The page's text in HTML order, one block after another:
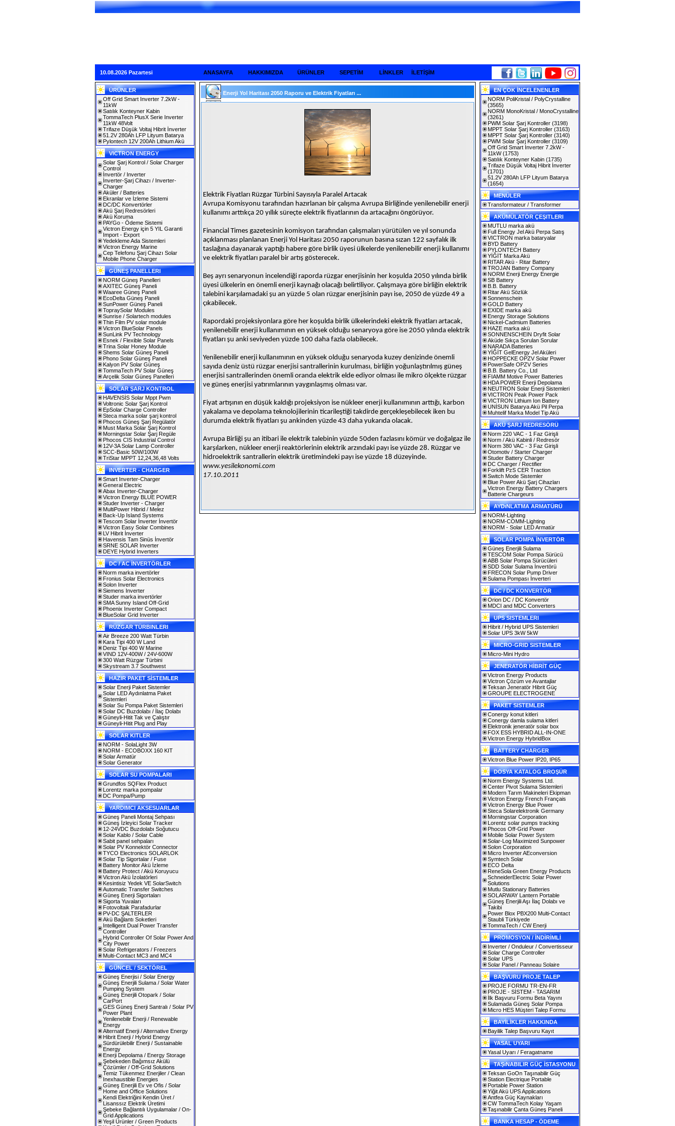
10.08.2026 Pazartesi ANASAYFA HAKKIMIZDA ÜRÜNLER SEPETİM LİNKLER İLETİŞİM
ÜRÜNLER
Off Grid Smart Inverter 7.2kW -
11kW
Satılık Konteyner Kabin
TommaTech PlusX Serie Inverter
11kW 48Volt
Trifaze Düşük Voltaj Hibrit İnverter
51.2V 280Ah LFP Lityum Batarya
Pylontech 12V 200Ah Lithium Akü
VICTRON ENERGY
Solar Şarj Kontrol / Solar Charger
Control
İnvertör / Inverter
İnverter-Şarj Cihazı / Inverter-
Charger
Aküler / Batteries
Ekranlar ve İzleme Sistemi
DC/DC Konvertörler
Akü Şarj Redresörleri
Akü Koruma
PAYGo - Ödeme Sistemi
Victron Energy için 5 YIL Garanti
Import - Export
Yedekleme Ada Sistemleri
Victron Energy Marine
Cep Telefonu Şarj Cihazı Solar
Mobile Phone Charger
GÜNEŞ PANELLERI
NORM Güneş Panelleri
AXITEC Güneş Paneli
Waaree Güneş Paneli
EcoDelta Güneş Paneli
SunPower Güneş Paneli
TopraySolar Modules
Sunrise / Solartech modules
Thin Film PV solar module
Victron BlueSolar Panels
SunLink PV Technology
Esnek / Flexible Solar Panels
Trina Solar Honey Module
Shems Solar Güneş Paneli
Phono Solar Güneş Paneli
Kalyon PV Solar Güneş
TommaTech PV Solar Güneş
Arçelik Solar Güneş Panelleri
SOLAR ŞARJ KONTROL
HAVENSİS Solar Mppt Pwm
Voltronic Solar Şarj Kontrol
EpSolar Charge Controller
Steca marka solar şarj kontrol
Phocos Güneş Şarj Regülatör
Must Marka Solar Şarj Kontrol
Morningstar Solar Şarj Regüle
Phocos CIS Industrial Control
12V-3A Solar Lamp Controller
SCC-Basic 50W/100W
TriStar MPPT 12,24,36,48 Volts
INVERTER - CHARGER
Smart Inverter-Charger
General Electric
Abax Inverter-Charger
Victron Energy BLUE POWER
Studer Inverter - Charger
MultiPower Hibrid / Melez
Back-Up Island Systems
Tescom Solar İnverter İnvertör
Victron Easy Solar Combines
LV Hibrit İnverter
Havensis Tam Sinüs İnvertör
SRNE SOLAR Inverter
DEYE Hybrid Inverters
DC / AC İNVERTÖRLER
Norm marka invertörler
Fronius Solar Electronics
Solon Inverter
Siemens Inverter
Studer marka invertörler
SMA Sunny Island Off-Grid
Phoenix Inverter Compact
BlueSolar Grid Inverter
RÜZGAR TÜRBINLERI
Air Breeze 200 Watt Türbin
Kara Tipi 400 W Land
Deniz Tipi 400 W Marine
VIND 12V-400W / 24V-600W
300 Watt Rüzgar Türbini
Skystream 3.7 Southwest
HAZIR PAKET SİSTEMLER
Solar Enerji Paket Sistemler
Solar LED Aydınlatma Paket
Sistemleri
Solar Su Pompa Paket Sistemleri
Solar DC Buzdolabı / İlaç Dolabı
Güneyli-Hitit Tak ve Çalıştır
Güneyli-Hitit Plug and Play
SOLAR KITLER
NORM - SolaLight 3W
NORM - ECOBOXX 160 KIT
Solar Armatür
Solar Generator
SOLAR SU POMPALARI
Grundfos SQFlex Product
Lorentz marka pompalar
DC Pompa/Pump
YARDIMCI AKSESUARLAR
Güneş Paneli Montaj Sehpası
Güneş İzleyici Solar Tracker
12-24VDC Buzdolabı Soğutucu
Solar Kablo / Solar Cable
Sabit panel sehpaları
Solar PV Konnektör Connector
TYCO Electronics SOLARLOK
Solar Tip Sigortalar / Fuse
Battery Monitor Akü İzleme
Battery Protect / Akü Koruyucu
Victron Akü İzolatörleri
Kesintisiz Yedek VE SolarSwitch
Automatic Transfer Switches
Güneş Enerji Sigortaları
Sigorta Yuvaları
Fotovoltaik Parafadurlar
PV-DC ŞALTERLER
Akü Bağlantı Soketleri
Intelligent Dual Power Transfer
Controller
Hybrid Controller Of Solar Power And
City Power
Solar Refrigerators / Freezers
Multi-Contact MC3 and MC4
GÜNCEL / SEKTÖREL
Güneş Enerjisi / Solar Energy
Güneş Enerjili Sulama / Solar Water
Pumping System
Güneş Enerjili Otopark / Solar
CarPort
GES Güneş Enerji Santralı / Solar PV
Power Plant
Yenilenebilir Enerji / Renewable
Energy
Alternatif Enerji / Alternative Energy
Hibrit Enerji / Hybrid Energy
Sürdürülebilir Enerji / Sustainable
Energy
Enerji Depolama / Energy Storage
Şebekeden Bağımsız Akülü
Çözümler / Off-Grid Solutions
Temiz Tükenmez Enerjiler / Clean
Inexhaustible Energies
Güneş Enerjili Ev ve Ofis / Solar
Home and Office Solutions
Kendi Elektriğini Kendin Üret /
Lisanssız Elektrik Üretimi
Şebeke Bağlantılı Uygulamalar / On-
Grid Applications
Yeşil Ürünler / Green Products
Enerji Yol Haritası 2050 Raporu ve Elektrik Fiyatları ...
Elektrik Fiyatları Rüzgar Türbini Sayısıyla Paralel Artacak
Avrupa Komisyonu tarafından hazırlanan bir çalışma Avrupa Birliğinde yenilenebilir enerji
kullanımı arttıkça 20 yıllık süreçte elektrik fiyatlarının da artacağını öngörüyor.
Financial Times gazetesinin komisyon tarafından çalışmaları yürütülen ve yıl sonunda
açıklanması planlanan Enerji Yol Haritası 2050 raporunun basına sızan 122 sayfalık ilk
taslağına dayanarak yaptığı habere göre birlik üyesi ülkelerde yenilenebilir enerji kullanımı
ve elektrik fiyatları paralel bir artış gösterecek.
Beş ayrı senaryonun incelendiği raporda rüzgar enerjisinin her koşulda 2050 yılında birlik
üyesi ülkelerin en önemli enerji kaynağı olacağı belirtiliyor. Çalışmaya göre birliğin elektrik
talebini karşılamadaki şu an yüzde 5 olan rüzgar enerjisinin payı ise, 2050 de yüzde 49 a
çıkabilecek.
Rapordaki projeksiyonlara göre her koşulda birlik ülkelerindeki elektrik fiyatları artacak,
yenilenebilir enerji kullanımının en yüksek olduğu senaryoya göre ise 2050 yılında elektrik
fiyatları şu anki seviyeden yüzde 100 daha fazla olabilecek.
Yenilenebilir enerji kullanımının en yüksek olduğu senaryoda kuzey denizinde önemli
sayıda deniz üstü rüzgar enerjisi santrallerinin kurulması, birliğin yoğunlaştırılmış güneş
enerjisi santrallerinden önemli oranda elektrik elde ediyor olması ile mikro ölçekte rüzgar
ve güneş enerjisi yatırımlarının yaygınlaşmış olması var.
Fiyat artışının en düşük kaldığı projeksiyon ise nükleer enerji kullanımının arttığı, karbon
yakalama ve depolama teknolojilerinin ticarileştiği takdirde gerçekleşebilecek iken bu
durumda elektrik fiyatları şu ankinden yüzde 43 daha yukarıda olacak.
Avrupa Birliği şu an itibari ile elektrik talebinin yüzde 50den fazlasını kömür ve doğalgaz ile
karşılarken, nükleer enerji reaktörlerinin elektrik arzındaki payı ise yüzde 28. Rüzgar ve
hidroelektrik santrallerin elektrik üretimindeki payı ise yüzde 18 düzeyinde.
www.yesilekonomi.com
17.10.2011
EN ÇOK İNCELENENLER
NORM PoliKristal / PolyCrystalline
(3565)
NORM MonoKristal / MonoCrystalline
(3261)
PWM Solar Şarj Kontroller (3198)
MPPT Solar Şarj Kontroller (3163)
MPPT Solar Şarj Kontroller (3140)
PWM Solar Şarj Kontroller (3109)
Off Grid Smart Inverter 7.2kW -
11kW(1753)
Satılık Konteyner Kabin (1735)
Trifaze Düşük Voltaj Hibrit İnverter
(1701)
51.2V 280Ah LFP Lityum Batarya
(1654)
MENÜLER
Transformateur / Transformer
AKÜMÜLATÖR ÇEŞITLERI
MUTLU marka akü
Full Energy Jel Akü Perpa Satış
VICTRON marka bataryalar
BYD Battery
PYLONTECH Battery
YİĞİT Marka Akü
RITAR Akü - Ritar Battery
TROJAN Battery Company
NORM Enerji Energy Energie
SB Battery
B.B. Battery
Ritar Akü Sözlük
Sonnenschein
GOLD Battery
EXIDE marka akü
Energy Storage Solutions
Nickel-Cadmium Batteries
HAZE marka akü
SONNENSCHEIN Dryfit Solar
Aküde Sıkça Sorulan Sorular
NARADA Batteries
YİĞİT GelEnergy Jel Aküleri
HOPPECKE OPZV Solar Power
PowerSafe OPZV Series
B.B. Battery Co., Ltd
FIAMM Motive Power Batteries
HDA POWER Enerji Depolama
NEUTRON Solar Enerji Sistemleri
VICTRON Peak Power Pack
VICTRON Lithium Ion Battery
UNİSUN Batarya Akü Pil Perpa
Muhtelif Marka Model Tip Akü
AKÜ ŞARJ REDRESÖRÜ
Norm 220 VAC - 1 Faz Girişli
Norm / Akü Kabinli / Redresör
Norm 380 VAC - 3 Faz Girişli
Otomotiv / Starter Charger
Studer Battery Charger
DC Charger / Rectifier
Forklift PzS CER Traction
Switch Mode Sistemler
Blue Power Akü Şarj Cihazları
Victron Energy Battery Chargers
Batterie Chargeurs
AYDıNLATMA ARMATÜRÜ
NORM-Lighting
NORM-COMM-Lighting
NORM - Solar LED Armatür
SOLAR POMPA İNVERTÖR
Güneş Enerjili Sulama
TESCOM Solar Pompa Sürücü
ABB Solar Pompa Sürücüleri
SDD Solar Sulama İnvertörü
FRECON Solar Pump Driver
Sulama Pompası İnverteri
DC / DC KONVERTÖR
Orion DC / DC Konvertör
MDCI and MDC Converters
UPS SISTEMLERI
Hibrit / Hybrid UPS Sistemleri
Solar UPS 3kW 5kW
MICRO-GRID SISTEMLER
Micro-Mini Hydro
JENERATÖR HİBRİT GÜÇ
Victron Energy Products
Victron Çözüm ve Avantajlar
Teksan Jeneratör Hibrit Güç
GROUPE ELECTROGENE
PAKET SISTEMLER
Conergy konut kitleri
Conergy damla sulama kitleri
Elektronik jeneratör solar box
FOX ESS HYBRID ALL-IN-ONE
Victron Energy HybridBox
BATTERY CHARGER
Victron Blue Power IP20, IP65
DOSYA KATALOG BROŞÜR
Norm Energy Systems Ltd.
Center Pivot Sulama Sistemleri
Modern Tarım Makineleri Ekipman
Victron Energy French Français
Victron Energy Blue Power
Steca Solarelektronik Germany
Morningstar Corporation
Lorentz solar pumps tracking
Phocos Off-Grid Power
Mobile Solar Power System
Solar-Log Maximized Sunpower
Solon Corporation
Micro Inverter AEconversion
Symtech Solar
ECO Delta
ReneSola Green Energy Products
SchneiderElectric Solar Power
Solutions
Mutlu Stationary Batteries
SOLARWAY Lantern Portable
Güneş Enerjili Aşı İlaç Dolabı ve
Takibi
Power Blox PBX200 Multi-Contact
Staubli Türkiyede
TommaTech / CW Enerji
PROMOSYON / İNDİRİMLİ
Inverter / Onduleur / Convertisseur
Solar Charge Controller
Solar UPS
Solar Panel / Panneau Solaire
BAŞVURU PROJE TALEP
PROJE FORMU TR-EN-FR
PROJE - SİSTEM - TASARIM
İlk Başvuru Formu Beta Yayını
Sulamada Güneş Solar Pompa
Micro HES Müşteri Talep Formu
BAYİLİKLER HAKKINDA
Bayilik Talep Başvuru Kayıt
YASAL UYARI
Yasal Uyarı / Feragatname
TAŞıNABILIR GÜÇ İSTASYONU
Teksan GoOn Taşınabilir Güç
Station Electrique Portable
Portable Power Station
Yiğit Akü UPS Applications
Antfea Güç Kaynakları
CW TommaTech Kolay Yaşam
Taşınabilir Çanta Güneş Paneli
BANKA HESAP - ÖDEME